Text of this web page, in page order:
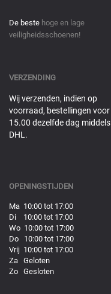
De beste hoge en lage
veiligheidsschoenen!
VERZENDING
Wij verzenden, indien op
voorraad, bestellingen voor
15.00 dezelfde dag middels
DHL.
OPENINGSTIJDEN
Ma 10:00 tot 17:00
Di 10:00 tot 17:00
Wo 10:00 tot 17:00
Do 10:00 tot 17:00
Vrij 10:00 tot 17:00
Za Geloten
Zo Gesloten